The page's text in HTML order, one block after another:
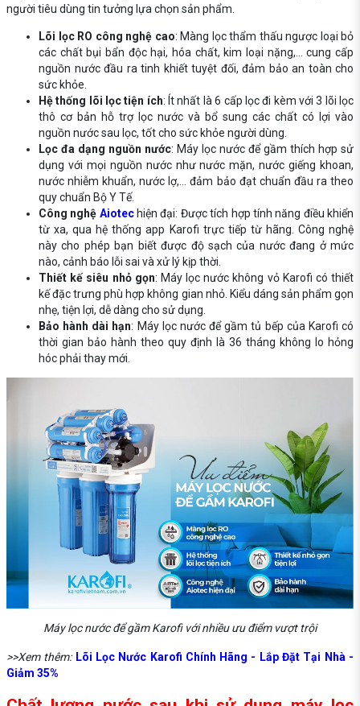
người tiêu dùng tin tưởng lựa chọn sản phẩm.
Lõi lọc RO công nghệ cao: Màng lọc thẩm thấu ngược loại bỏ
các chất bụi bẩn độc hại, hóa chất, kim loại nặng,... cung cấp
nguồn nước đầu ra tinh khiết tuyệt đối, đảm bảo an toàn cho
sức khỏe.
Hệ thống lõi lọc tiện ích: Ít nhất là 6 cấp lọc đi kèm với 3 lõi lọc
thô cơ bản hỗ trợ lọc nước và bổ sung các chất có lợi vào
nguồn nước sau lọc, tốt cho sức khỏe người dùng.
Lọc đa dạng nguồn nước: Máy lọc nước để gầm thích hợp sử
dụng với mọi nguồn nước như nước mặn, nước giếng khoan,
nước nhiễm khuẩn, nước lợ,... đảm bảo đạt chuẩn đầu ra theo
quy chuẩn Bộ Y Tế.
Công nghệ Aiotechiện đại: Được tích hợp tính năng điều khiển
từ xa, qua hệ thống app Karofi trực tiếp từ hãng. Công nghệ
này cho phép bạn biết được độ sạch của nước đang ở mức
nào, cảnh báo lỗi sai và xử lý kịp thời.
Thiết kế siêu nhỏ gọn: Máy lọc nước không vỏ Karofi có thiết
kế đặc trưng phù hợp không gian nhỏ. Kiểu dáng sản phẩm gọn
nhẹ, tiện lợi, dễ dàng cho sử dụng.
Bảo hành dài hạn: Máy lọc nước để gầm tủ bếp của Karofi có
thời gian bảo hành theo quy định là 36 tháng không lo hỏng
hóc phải thay mới.
Máy lọc nước để gầm Karofi với nhiều ưu điểm vượt trội
>>Xem thêm: Lõi Lọc Nước Karofi Chính Hãng - Lắp Đặt Tại Nhà -
Giảm 35%